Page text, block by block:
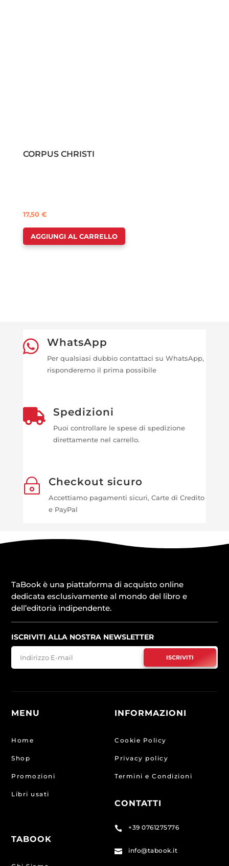
CORPUS CHRISTI
17,50€
AGGIUNGI AL CARRELLO
 WhatsApp
Per qualsiasi dubbio contattaci su WhatsApp,
risponderemo il prima possibile
 Spedizioni
Puoi controllare le spese di spedizione
direttamente nel carrello.
~ Checkout sicuro
Accettiamo pagamenti sicuri, Carte di Credito
e PayPal
TaBook è una piattaforma di acquisto online
dedicata esclusivamente al mondo del libro e
dell’editoria indipendente.
ISCRIVITI ALLA NOSTRA NEWSLETTER
ISCRIVITI
MENU
Home
Shop
Promozioni
Libri usati
TABOOK
INFORMAZIONI
Cookie Policy
Privacy policy
Termini e Condizioni
CONTATTI
 +39 0761275776
 info@tabook.it